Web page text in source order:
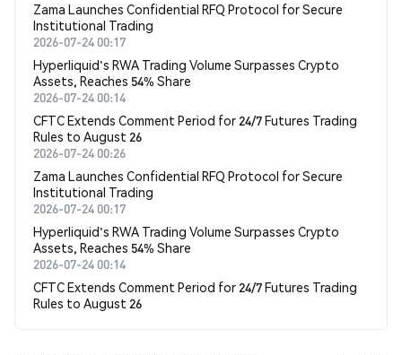
Zama Launches Confidential RFQ Protocol for Secure
Institutional Trading
2026-07-24 00:17
Hyperliquid's RWA Trading Volume Surpasses Crypto
Assets, Reaches 54% Share
2026-07-24 00:14
CFTC Extends Comment Period for 24/7 Futures Trading
Rules to August 26
2026-07-24 00:26
Zama Launches Confidential RFQ Protocol for Secure
Institutional Trading
2026-07-24 00:17
Hyperliquid's RWA Trading Volume Surpasses Crypto
Assets, Reaches 54% Share
2026-07-24 00:14
CFTC Extends Comment Period for 24/7 Futures Trading
Rules to August 26